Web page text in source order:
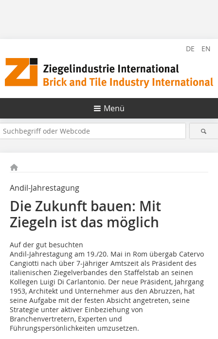
DE EN
Menü
Andil-Jahrestagung
Die Zukunft bauen: Mit
Ziegeln ist das möglich
Auf der gut besuchten
Andil-Jahrestagung am 19./20. Mai in Rom übergab Catervo
Cangiotti nach über 7-jähriger Amtszeit als Präsident des
italienischen Ziegelverbandes den Staffelstab an seinen
Kollegen Luigi Di ­Carlantonio. Der neue Präsident, Jahrgang
1953, Architekt und Unternehmer aus den Abruzzen, hat
seine Aufgabe mit der festen Absicht angetreten, seine
Strategie unter aktiver Einbeziehung von
Branchenvertretern, Experten und
Führungspersönlichkeiten umzusetzen.